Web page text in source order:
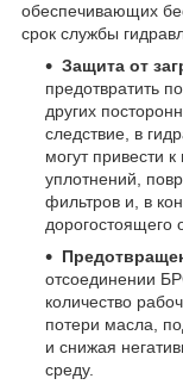
обеспечивающих
срок службы
Защита от
предотвратить
других
следствие, в
могут привести
уплотнений,
фильтров и, в
дорогостоящего
отсоединении
количество
потери масла,
и снижая
среду.